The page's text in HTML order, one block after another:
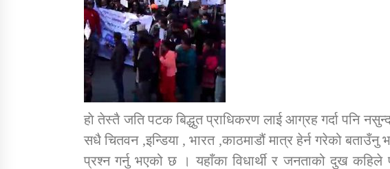
हाे तेस्तै जति पटक बिद्धुत प्राधिकरण लाई आग्रह गर्दा पनि
सधै चितवन ,इन्डिया , भारत ,काठमाडौं मात्र हेर्न गरेको बताउँनु
प्रश्न गर्नु भएको छ । यहाँका विधार्थी र जनताको दुख कहिले